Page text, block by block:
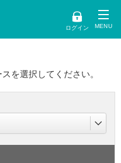
ログイン
を選択してください。